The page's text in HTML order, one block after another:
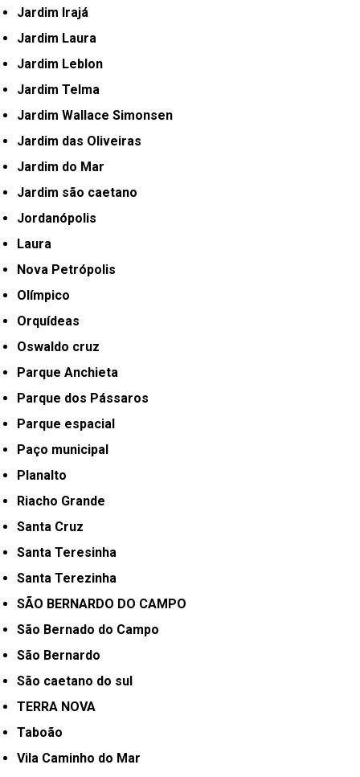
Jardim Irajá
Jardim Laura
Jardim Leblon
Jardim Telma
Jardim Wallace Simonsen
Jardim das Oliveiras
Jardim do Mar
Jardim são caetano
Jordanópolis
Laura
Nova Petrópolis
Olímpico
Orquídeas
Oswaldo cruz
Parque Anchieta
Parque dos Pássaros
Parque espacial
Paço municipal
Planalto
Riacho Grande
Santa Cruz
Santa Teresinha
Santa Terezinha
SÃO BERNARDO DO CAMPO
São Bernado do Campo
São Bernardo
São caetano do sul
TERRA NOVA
Taboão
Vila Caminho do Mar